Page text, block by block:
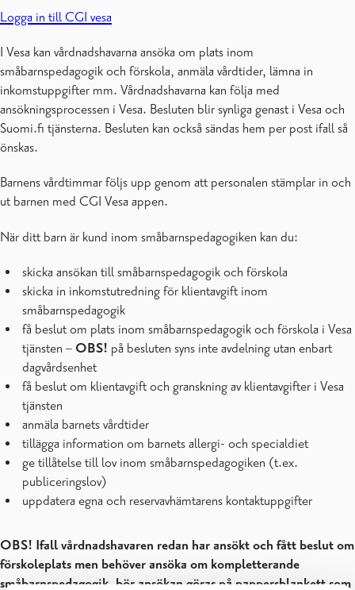
Logga in till CGI vesa
I Vesa kan vårdnadshavarna ansöka om plats inom
småbarnspedagogik och förskola, anmäla vårdtider, lämna in
inkomstuppgifter mm. Vårdnadshavarna kan följa med
ansökningsprocessen i Vesa. Besluten blir synliga genast i Vesa och
Suomi.fi tjänsterna. Besluten kan också sändas hem per post ifall så
önskas.
Barnens vårdtimmar följs upp genom att personalen stämplar in och
ut barnen med CGI Vesa appen.
När ditt barn är kund inom småbarnspedagogiken kan du:
skicka ansökan till småbarnspedagogik och förskola
skicka in inkomstutredning för klientavgift inom
småbarnspedagogik
få beslut om plats inom småbarnspedagogik och förskola i Vesa
tjänsten – OBS! på besluten syns inte avdelning utan enbart
dagvårdsenhet
få beslut om klientavgift och granskning av klientavgifter i Vesa
tjänsten
anmäla barnets vårdtider
tillägga information om barnets allergi- och specialdiet
ge tillåtelse till lov inom småbarnspedagogiken (t.ex.
publiceringslov)
uppdatera egna och reservavhämtarens kontaktuppgifter
OBS! Ifall vårdnadshavaren redan har ansökt och fått beslut om
förskoleplats men behöver ansöka om kompletterande
småbarnspedagogik, bör ansökan göras på pappersblankett som